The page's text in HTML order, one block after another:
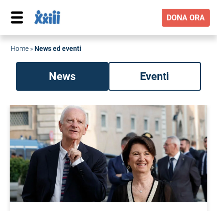
DONA ORA
Home »News ed eventi
News Eventi